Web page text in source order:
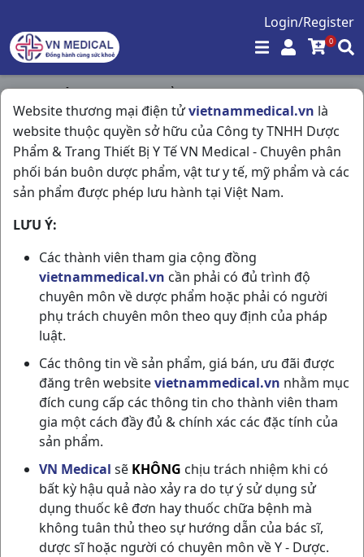
Login/Register
0
Website thương mại điện tửvietnammedical.vn là
website thuộc quyền sở hữu của Công ty TNHH Dược
Phẩm & Trang Thiết Bị Y Tế VN Medical - Chuyên phân
phối bán buôn dược phẩm, vật tư y tế, mỹ phẩm và các
sản phẩm được phép lưu hành tại Việt Nam.
LƯU Ý:
Các thành viên tham gia cộng đồng
vietnammedical.vn cần phải có đủ trình độ
chuyên môn về dược phẩm hoặc phải có người
phụ trách chuyên môn theo quy định của pháp
luật.
Các thông tin về sản phẩm, giá bán, ưu đãi được
đăng trên websitevietnammedical.vn nhằm mục
đích cung cấp các thông tin cho thành viên tham
gia một cách đầy đủ & chính xác các đặc tính của
sản phẩm.
VN Medical sẽ KHÔNG chịu trách nhiệm khi có
bất kỳ hậu quả nào xảy ra do tự ý sử dụng sử
dụng thuốc kê đơn hay thuốc chữa bệnh mà
không tuân thủ theo sự hướng dẫn của bác sĩ,
dược sĩ hoặc người có chuyên môn về Y - Dược.
Trang chủ / Hóa - Mỹ Phẩm /
Theboy C100gr VM Group
THEBOY C100GR VM GROUP
NSX:VM Group
Nhóm hàng:Hóa - Mỹ Phẩm,